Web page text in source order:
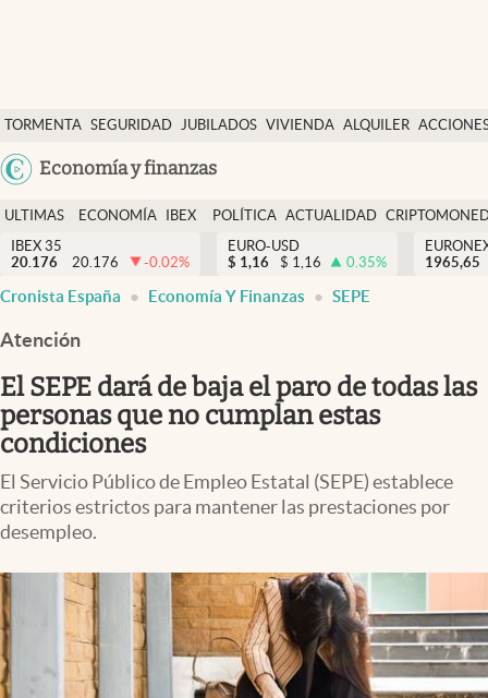
TORMENTA SEGURIDAD JUBILADOS VIVIENDA ALQUILER
USA
Economía y finanzas
Economía y finanzas
Política
Actualidad
Criptomonedas
España
ULTIMAS
NOTICIAS
ECONOMÍA
FINANZAS
IBEX
EURO
POLÍTICA ACTUALIDAD
IBEX 35
20.176
20.176 -0.02%
EURO-USD
$ 1,16 $ 1,16 0.35%
1965,65
Cronista España Economía Y Finanzas SEPE
Atención
El SEPE dará de baja el paro de todas las
personas que no cumplan estas
condiciones
El Servicio Público de Empleo Estatal (SEPE) establece
criterios estrictos para mantener las prestaciones por
desempleo.